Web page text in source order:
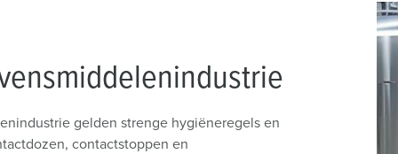
gelden strenge hygiëneregels en
contactstoppen en